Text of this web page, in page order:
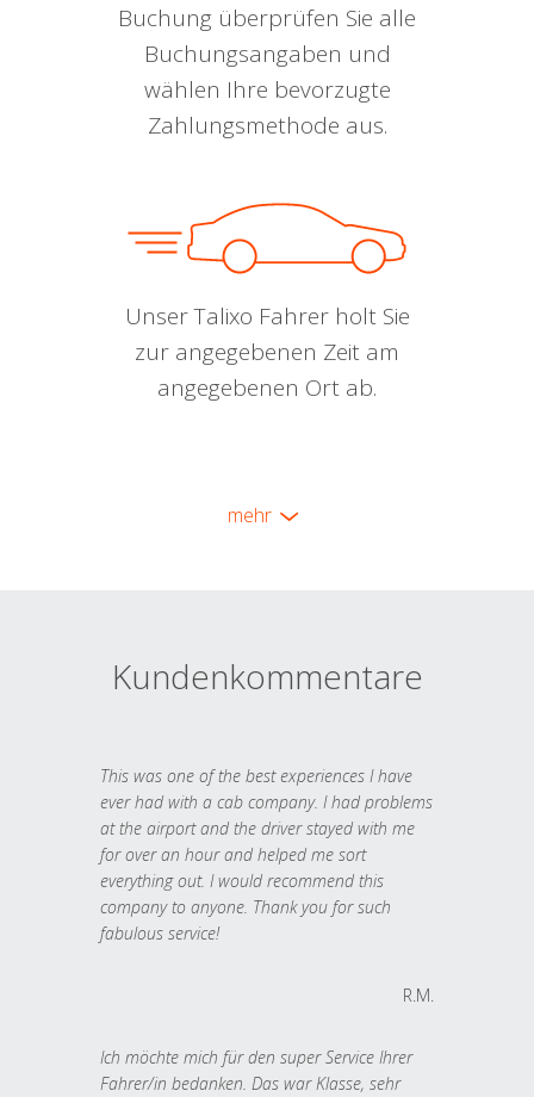
Buchung überprüfen Sie alle
Buchungsangaben und
wählen Ihre bevorzugte
Zahlungsmethode aus.
Unser Talixo Fahrer holt Sie
zur angegebenen Zeit am
angegebenen Ort ab.
mehr
Kundenkommentare
This was one of the best experiences I have
ever had with a cab company. I had problems
at the airport and the driver stayed with me
for over an hour and helped me sort
everything out. I would recommend this
company to anyone. Thank you for such
fabulous service!
R.M.
Ich möchte mich für den super Service Ihrer
Fahrer/in bedanken. Das war Klasse, sehr